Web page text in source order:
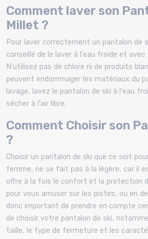
Comment laver son
Millet ?
Pour laver correctement un pantalon de
conseillé de le laver à l'eau froide et
N'utilisez pas de chlore ni de produits
peuvent endommager les matériaux du
lavage, lavez le pantalon de ski à l'eau
sécher à l'air libre.
Comment Choisir son
?
Choisir un pantalon de ski que ce soit
femme, ne se fait pas à la légère, car il
offre à la fois le confort et la protection
pour vous amuser sur les pistes, ou en
donc important de prendre en compte
de choisir votre pantalon de ski,
taille, le type de fermeture et les